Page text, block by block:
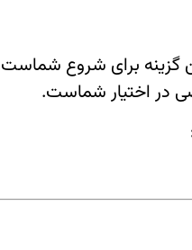
گزینه برای شروع
در اختیار شماست.